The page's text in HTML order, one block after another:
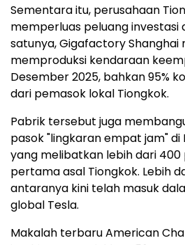
Sementara itu, perusahaan
memperluas peluang investasi
satunya, Gigafactory Shanghai
memproduksi kendaraan
Desember 2025, bahkan 95%
dari pemasok lokal Tiongkok.
Pabrik tersebut juga
pasok "lingkaran empat jam" di
yang melibatkan lebih dari
pertama asal Tiongkok. Lebih
antaranya kini telah masuk
global Tesla.
Makalah terbaru American